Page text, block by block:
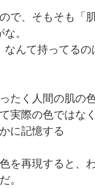
で、そもそも「
。
なんて持ってる
たく人間の肌の
実際の色ではな
に記憶する
を再現すると、
。